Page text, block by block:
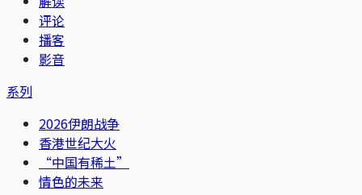
评论
播客
影音
系列
2026伊朗战争
香港世纪大火
“中国有稀土”
情色的未来